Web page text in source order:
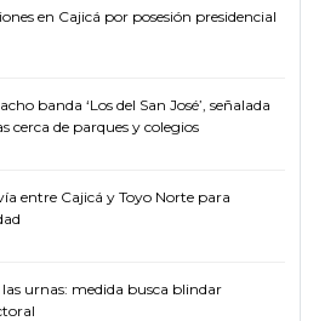
en Cajicá por posesión presidencial
banda ‘Los del San José’, señalada
cerca de parques y colegios
entre Cajicá y Toyo Norte para
las urnas: medida busca blindar